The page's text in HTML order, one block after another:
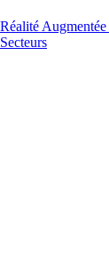
Réalité Augmentée
Secteurs